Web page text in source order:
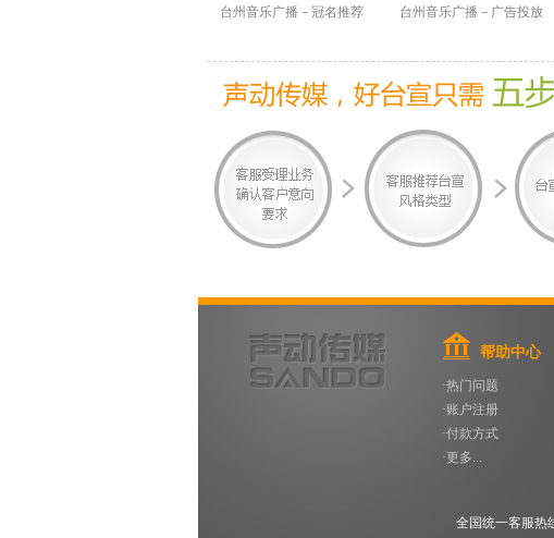
天下2 广告1
台州音乐广播－冠名推荐 台州音乐广播－广告投放
帮助中心
·热门问题
·账户注册
·付款方式
·更多...
全国统一客服热